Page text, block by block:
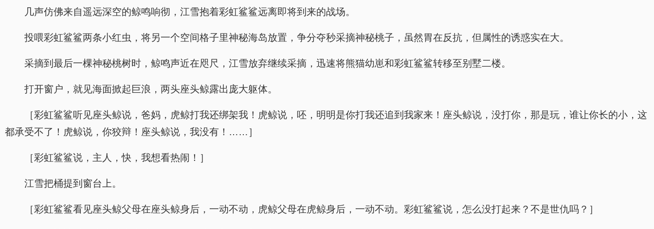
几声仿佛来自遥远深空的鲸鸣响彻，江雪抱着彩虹鲨鲨远离即将到来的战场。
投喂彩虹鲨鲨两条小红虫，将另一个空间格子里神秘海岛放置，争分夺秒采摘神秘桃子，虽然胃在反抗，但属性的诱惑实在大。
采摘到最后一棵神秘桃树时，鲸鸣声近在咫尺，江雪放弃继续采摘，迅速将熊猫幼崽和彩虹鲨鲨转移至别墅二楼。
打开窗户，就见海面掀起巨浪，两头座头鲸露出庞大躯体。
［彩虹鲨鲨听见座头鲸说，爸妈，虎鲸打我还绑架我！虎鲸说，呸，明明是你打我还追到我家来！座头鲸说，没打你，那是玩，谁让你长的小，这
都承受不了！虎鲸说，你狡辩！座头鲸说，我没有！……］
［彩虹鲨鲨说，主人，快，我想看热闹！］
江雪把桶提到窗台上。
［彩虹鲨鲨看见座头鲸父母在座头鲸身后，一动不动，虎鲸父母在虎鲸身后，一动不动。彩虹鲨鲨说，怎么没打起来？不是世仇吗？］